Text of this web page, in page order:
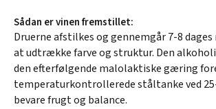
Sådan er vinen fremstillet:
Druerne afstilkes og gennemgår 7-8
at udtrække farve og struktur. Den
den efterfølgende malolaktiske gæring
temperaturkontrollerede ståltanke ved
bevare frugt og balance.